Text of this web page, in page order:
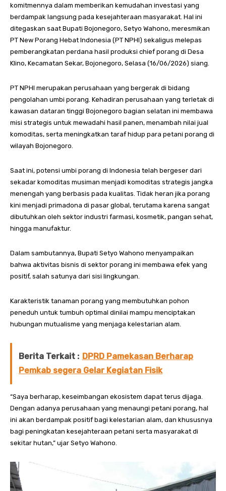
komitmennya dalam memberikan kemudahan investasi yang
berdampak langsung pada kesejahteraan masyarakat. Hal ini
ditegaskan saat Bupati Bojonegoro, Setyo Wahono, meresmikan
PT New Porang Hebat Indonesia (PT NPHI) sekaligus melepas
pemberangkatan perdana hasil produksi chief porang di Desa
Klino, Kecamatan Sekar, Bojonegoro, Selasa (16/06/2026) siang.
PT NPHI merupakan perusahaan yang bergerak di bidang
pengolahan umbi porang. Kehadiran perusahaan yang terletak di
kawasan dataran tinggi Bojonegoro bagian selatan ini membawa
misi strategis untuk mewadahi hasil panen, menambah nilai jual
komoditas, serta meningkatkan taraf hidup para petani porang di
wilayah Bojonegoro.
Saat ini, potensi umbi porang di Indonesia telah bergeser dari
sekadar komoditas musiman menjadi komoditas strategis jangka
menengah yang berbasis pada kualitas. Tidak heran jika porang
kini menjadi primadona di pasar global, terutama karena sangat
dibutuhkan oleh sektor industri farmasi, kosmetik, pangan sehat,
hingga manufaktur.
Dalam sambutannya, Bupati Setyo Wahono menyampaikan
bahwa aktivitas bisnis di sektor porang ini membawa efek yang
positif, salah satunya dari sisi lingkungan.
Karakteristik tanaman porang yang membutuhkan pohon
peneduh untuk tumbuh optimal dinilai mampu menciptakan
hubungan mutualisme yang menjaga kelestarian alam.
Berita Terkait : DPRD Pamekasan Berharap
Pemkab segera Gelar Kegiatan Fisik
“Saya berharap, keseimbangan ekosistem dapat terus dijaga.
Dengan adanya perusahaan yang menaungi petani porang, hal
ini akan berdampak positif bagi kelestarian alam, dan khususnya
bagi peningkatan kesejahteraan petani serta masyarakat di
sekitar hutan,” ujar Setyo Wahono.